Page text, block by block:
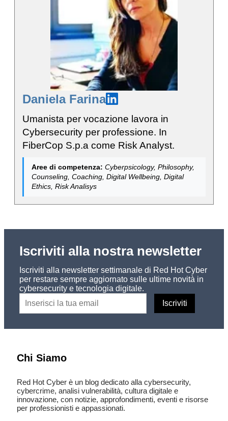
Daniela Farina
Umanista per vocazione lavora in
Cybersecurity per professione. In
FiberCop S.p.a come Risk Analyst.
Aree di competenza: Cyberpsicology, Philosophy,
Counseling, Coaching, Digital Wellbeing, Digital
Ethics, Risk Analisys
Iscriviti alla nostra newsletter
Iscriviti alla newsletter settimanale di Red Hot Cyber
per restare sempre aggiornato sulle ultime novità in
cybersecurity e tecnologia digitale.
Chi Siamo
Red Hot Cyber è un blog dedicato alla cybersecurity,
cybercrime, analisi vulnerabilità, cultura digitale e
innovazione, con notizie, approfondimenti, eventi e risorse
per professionisti e appassionati.